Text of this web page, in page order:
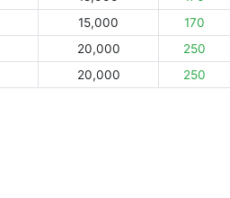
15,000
170
20,000
250
20,000 250